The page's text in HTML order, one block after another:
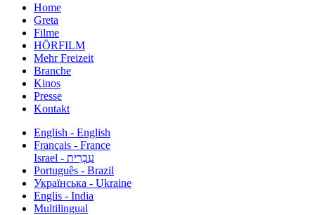
Home
Greta
Filme
HÖRFILM
Mehr Freizeit
Branche
Kinos
Presse
Kontakt
English - English
Français - France
עִבְרִית - Israel
Português - Brazil
Українська - Ukraine
Englis - India
Multilingual